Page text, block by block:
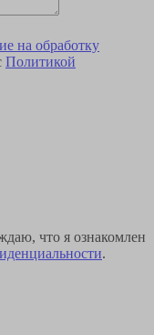
на обработку
Политикой
что я ознакомлен
.